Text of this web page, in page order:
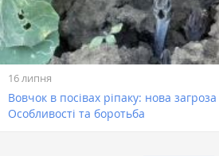
16 липня
Вовчок в посівах ріпаку: нова
Особливості та боротьба